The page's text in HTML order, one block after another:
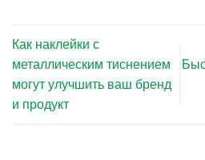
Как наклейки с
металлическим тиснением
могут улучшить ваш бренд
и продукт